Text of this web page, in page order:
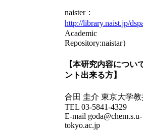
naister：
http://library.naist.jp/
Academic
Repository:naistar）
【本研究内容につい
ント出来る方】
合田 圭介 東京大学
TEL 03-5841-4329
E-mail goda@chem.s.u-
tokyo.ac.jp